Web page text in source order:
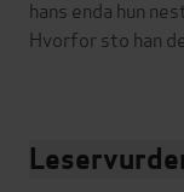
hans enda hun
Hvorfor sto han